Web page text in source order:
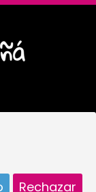
Rechazar